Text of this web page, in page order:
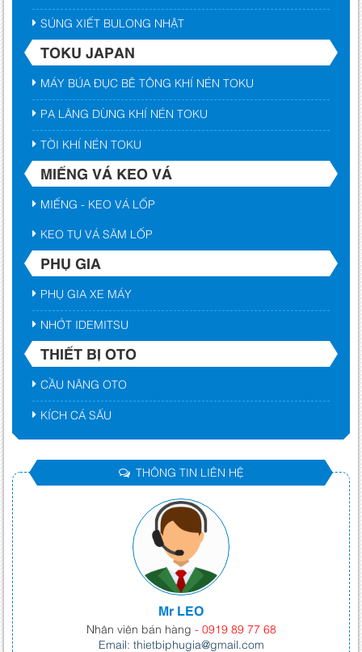
SÚNG XIẾT BULONG NHẬT
TOKU JAPAN
MÁY BÚA ĐỤC BÊ TÔNG KHÍ NÉN TOKU
PA LĂNG DÙNG KHÍ NÉN TOKU
TỜI KHÍ NÉN TOKU
MIẾNG VÁ KEO VÁ
MIẾNG - KEO VÁ LỐP
KEO TỰ VÁ SĂM LỐP
PHỤ GIA
PHỤ GIA XE MÁY
NHỚT IDEMITSU
THIẾT BỊ OTO
CẦU NÂNG OTO
KÍCH CÁ SẤU
THÔNG TIN LIÊN HỆ
Mr LEO
Nhân viên bán hàng - 0919 89 77 68
Email: thietbiphugia@gmail.com